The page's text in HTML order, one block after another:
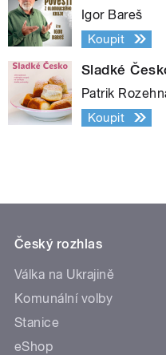
Igor Bareš
Koupit
Sladké
Patrik
Koupit
Český rozhlas
Válka na Ukrajině
Komunální volby
Stanice
eShop